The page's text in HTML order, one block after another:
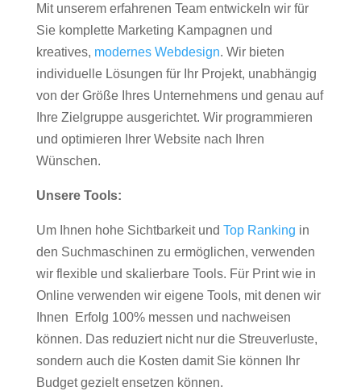
Mit unserem erfahrenen Team entwickeln wir für
Sie komplette Marketing Kampagnen und
kreatives, modernes Webdesign. Wir bieten
individuelle Lösungen für Ihr Projekt, unabhängig
von der Größe Ihres Unternehmens und genau auf
Ihre Zielgruppe ausgerichtet. Wir programmieren
und optimieren Ihrer Website nach Ihren
Wünschen.
Unsere Tools:
Um Ihnen hohe Sichtbarkeit und Top Ranking in
den Suchmaschinen zu ermöglichen, verwenden
wir flexible und skalierbare Tools. Für Print wie in
Online verwenden wir eigene Tools, mit denen wir
Ihnen Erfolg 100% messen und nachweisen
können. Das reduziert nicht nur die Streuverluste,
sondern auch die Kosten damit Sie können Ihr
Budget gezielt ensetzen können.